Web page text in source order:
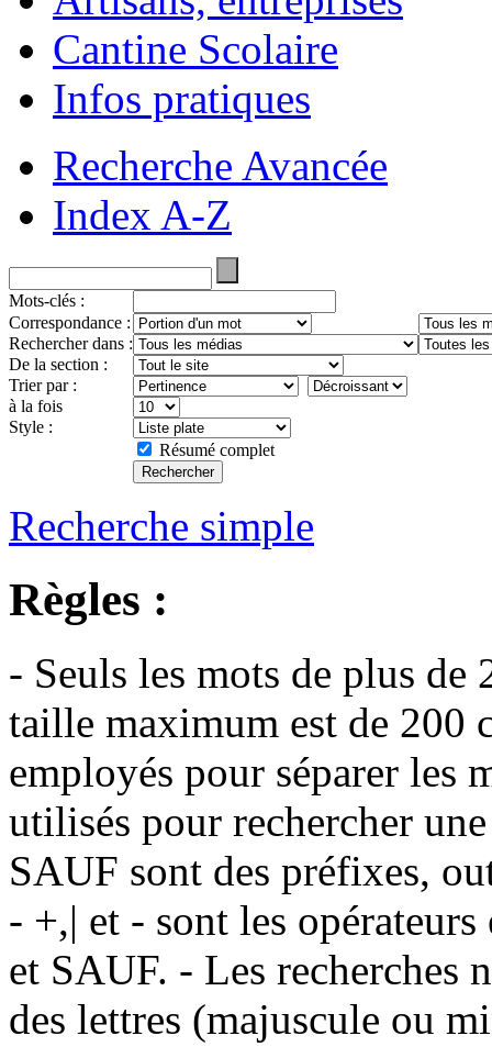
Cantine Scolaire
Infos pratiques
Recherche Avancée
Index A-Z
Mots-clés :
Correspondance :
Rechercher dans :
De la section :
Trier par :
à la fois
Style :
Résumé complet
Recherche simple
Règles :
- Seuls les mots de plus de
taille maximum est de 200
employés pour séparer les
utilisés pour rechercher
SAUF sont des préfixes,
- +,| et - sont les
et SAUF. - Les recherches
des lettres (majuscule ou